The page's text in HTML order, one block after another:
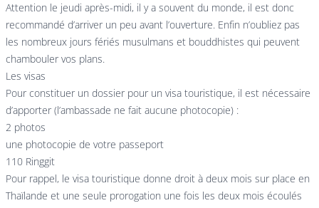
Attention le jeudi après-midi, il y a souvent du monde, il est donc
recommandé d’arriver un peu avant l’ouverture. Enfin n’oubliez pas
les nombreux jours fériés musulmans et bouddhistes qui peuvent
chambouler vos plans.
Les visas
Pour constituer un dossier pour un visa touristique, il est nécessaire
d’apporter (l’ambassade ne fait aucune photocopie) :
2 photos
une photocopie de votre passeport
110 Ringgit
Pour rappel, le visa touristique donne droit à deux mois sur place en
Thaïlande et une seule prorogation une fois les deux mois écoulés